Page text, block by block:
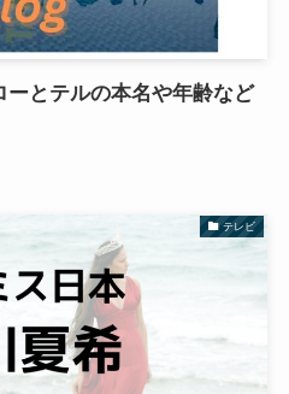
とテルの本名や年齢など
テレビ